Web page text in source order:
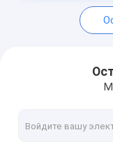
Конвейерные